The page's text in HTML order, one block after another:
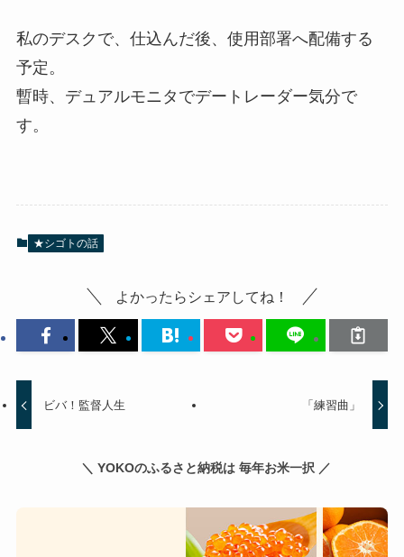
私のデスクで、仕込んだ後、使用部署へ配備する
予定。
暫時、デュアルモニタでデートレーダー気分で
す。
★シゴトの話
よかったらシェアしてね！
ビバ！監督人生 「練習曲」
＼ YOKOのふるさと納税は 毎年お米一択 ／